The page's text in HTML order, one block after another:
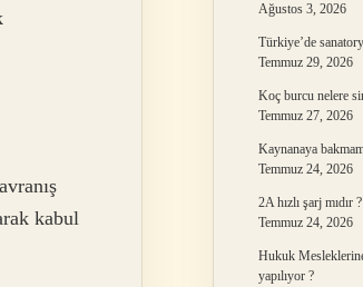
kabul
Ağustos 3, 2026
Türkiye’de
Temmuz 29, 2026
Koç burcu nelere
Temmuz 27, 2026
Kaynanaya
Temmuz 24, 2026
2A hızlı şarj mıdır ?
Temmuz 24, 2026
Hukuk
yapılıyor ?